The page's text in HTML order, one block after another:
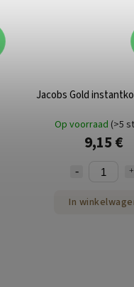
Jacobs Gold
Op voorraad (>5
9,15 €
In